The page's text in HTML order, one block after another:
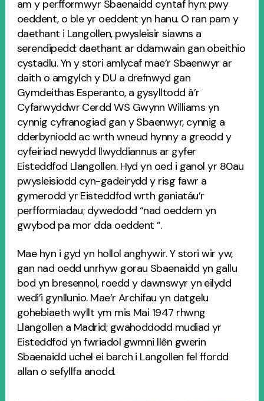
am y perfformwyr Sbaenaidd cyntaf hyn: pwy
oeddent, o ble yr oeddent yn hanu. O ran pam y
daethant i Langollen, pwysleisir siawns a
serendipedd: daethant ar ddamwain gan obeithio
cystadlu. Yn y stori amlycaf mae’r Sbaenwyr ar
daith o amgylch y DU a drefnwyd gan
Gymdeithas Esperanto, a gysylltodd â’r
Cyfarwyddwr Cerdd WS Gwynn Williams yn
cynnig cyfranogiad gan y Sbaenwyr, cynnig a
dderbyniodd ac wrth wneud hynny a greodd y
cyfeiriad newydd llwyddiannus ar gyfer
Eisteddfod Llangollen. Hyd yn oed i ganol yr 80au
pwysleisiodd cyn-gadeirydd y risg fawr a
gymerodd yr Eisteddfod wrth ganiatáu’r
perfformiadau; dywedodd “nad oeddem yn
gwybod pa mor dda oeddent ”.
Mae hyn i gyd yn hollol anghywir. Y stori wir yw,
gan nad oedd unrhyw gorau Sbaenaidd yn gallu
bod yn bresennol, roedd y dawnswyr yn eilydd
wedi’i gynllunio. Mae’r Archifau yn datgelu
gohebiaeth wyllt ym mis Mai 1947 rhwng
Llangollen a Madrid; gwahoddodd mudiad yr
Eisteddfod yn fwriadol gwmni llên gwerin
Sbaenaidd uchel ei barch i Langollen fel ffordd
allan o sefyllfa anodd.